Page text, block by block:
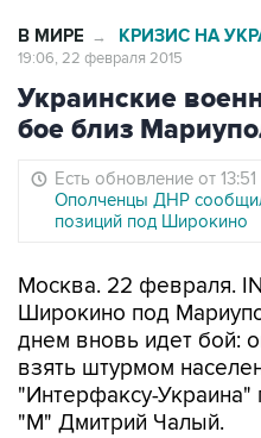
В МИРЕ → КРИЗИС НА
19:06, 22 февраля 2015
Украинские
бое близ
Есть обновление от 13:51
Ополченцы ДНР
позиций под Широкино
Москва. 22 февраля.
Широкино под
днем вновь идет бой:
взять штурмом
"Интерфаксу-
"М" Дмитрий Чалый.